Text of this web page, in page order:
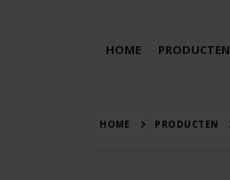
HOME PRODUCTEN
HOME PRODUCTEN